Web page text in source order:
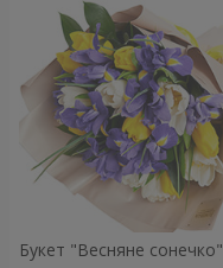
Букет "Весняне сонечко"